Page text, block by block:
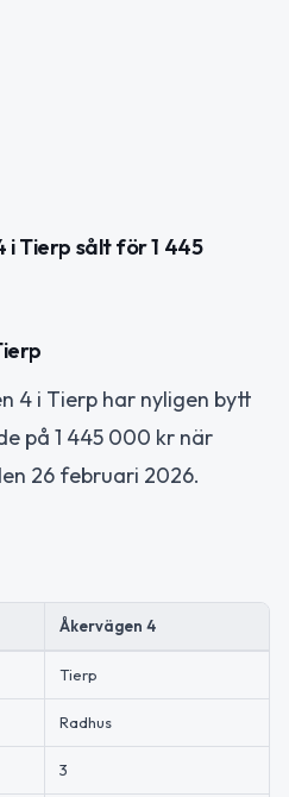
i Tierp sålt för 1 445
4 i Tierp har nyligen bytt
på 1 445 000 kr när
26 februari 2026.
Åkervägen 4
Tierp
Radhus
3